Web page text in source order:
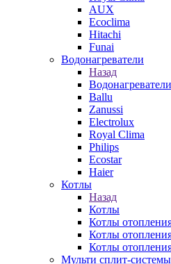
AUX
Ecoclima
Hitachi
Funai
Водонагреватели
Назад
Водонагреватели
Ballu
Zanussi
Electrolux
Royal Clima
Philips
Ecostar
Haier
Котлы
Назад
Котлы
Котлы
Котлы
Котлы
Мульти сплит-системы